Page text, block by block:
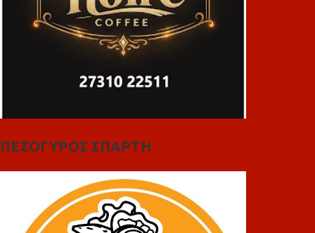
ΠΕΖΟΓΥΡΟΣ ΣΠΑΡΤΗ